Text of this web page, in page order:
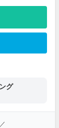
グ